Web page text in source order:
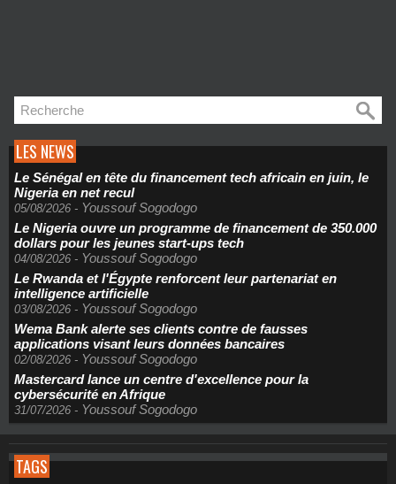
LES NEWS
Le Sénégal en tête du financement tech africain en juin, le
Nigeria en net recul
05/08/2026 - Youssouf Sogodogo
Le Nigeria ouvre un programme de financement de 350.000
dollars pour les jeunes start-ups tech
04/08/2026 - Youssouf Sogodogo
Le Rwanda et l'Égypte renforcent leur partenariat en
intelligence artificielle
03/08/2026 - Youssouf Sogodogo
Wema Bank alerte ses clients contre de fausses
applications visant leurs données bancaires
02/08/2026 - Youssouf Sogodogo
Mastercard lance un centre d'excellence pour la
cybersécurité en Afrique
31/07/2026 - Youssouf Sogodogo
TAGS